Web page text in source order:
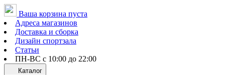
Ваша корзина пуста
Адреса магазинов
Доставка и сборка
Дизайн спортзала
Статьи
ПН-ВС с 10:00 до 22:00
Каталог